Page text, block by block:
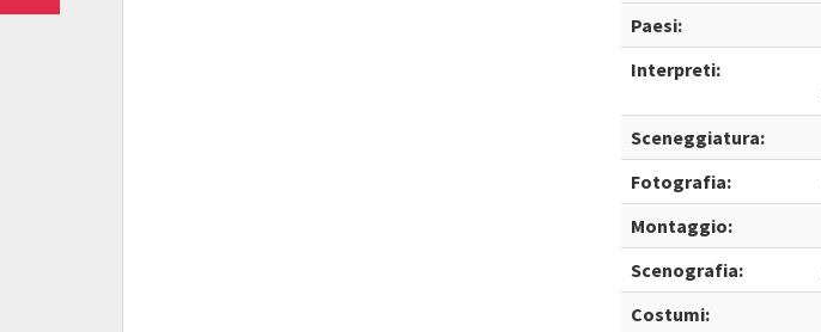
Paesi:
Interpreti:
Sceneggiatura:
Fotografia:
Montaggio:
Scenografia:
Costumi: